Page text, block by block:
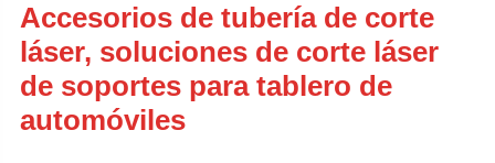
Accesorios de tubería de corte
láser, soluciones de corte láser
de soportes para tablero de
automóviles